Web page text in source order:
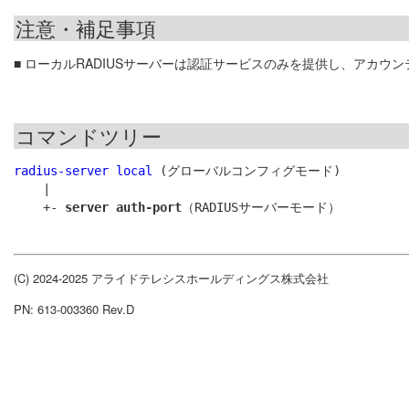
注意・補足事項
■ ローカルRADIUSサーバーは認証サービスのみを提供し、アカウン
コマンドツリー
radius-server local
(グローバルコンフィグモード)
    +-
server auth-port
(C) 2024-2025 アライドテレシスホールディングス株式会社
PN: 613-003360 Rev.D